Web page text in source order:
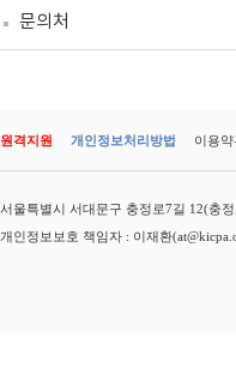
문의처
원격지원 개인정보처리방법 이용약
서울특별시 서대문구 충정로7길 12(충
개인정보보호 책임자 : 이재환